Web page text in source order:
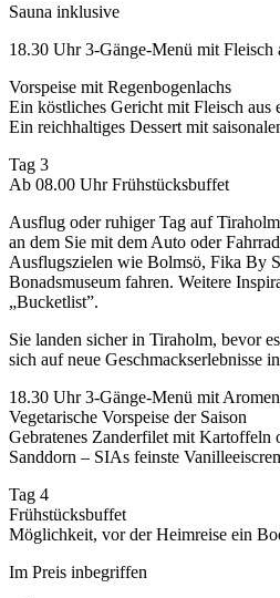
Sauna inklusive
18.30 Uhr 3-Gänge-Menü mit Fleisch
Vorspeise mit Regenbogenlachs
Ein köstliches Gericht mit Fleisch aus
Ein reichhaltiges Dessert mit
Tag 3
Ab 08.00 Uhr Frühstücksbuffet
Ausflug oder ruhiger Tag auf
an dem Sie mit dem Auto oder
Ausflugszielen wie Bolmsö, Fika By
Bonadsmuseum fahren. Weitere
„Bucketlist”.
Sie landen sicher in Tiraholm, bevor
sich auf neue Geschmackserlebnisse
18.30 Uhr 3-Gänge-Menü mit
Vegetarische Vorspeise der Saison
Gebratenes Zanderfilet mit Kartoffeln
Sanddorn – SIAs feinste
Tag 4
Frühstücksbuffet
Möglichkeit, vor der Heimreise ein
Im Preis inbegriffen